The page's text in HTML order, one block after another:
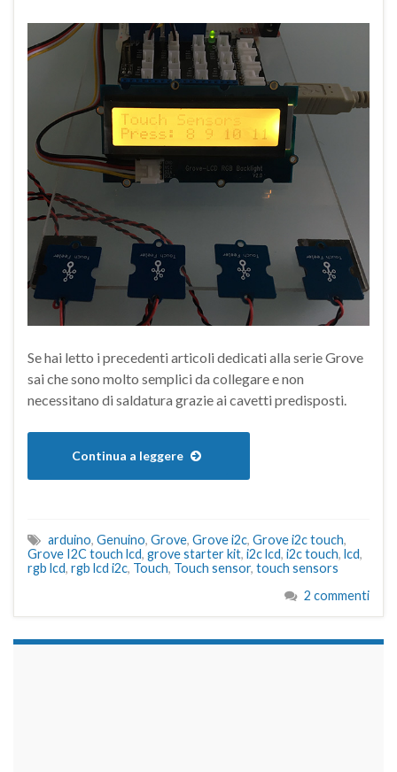
Se hai letto i precedenti articoli dedicati alla serie Grove
sai che sono molto semplici da collegare e non
necessitano di saldatura grazie ai cavetti predisposti.
Continua a leggere
arduino, Genuino, Grove, Grove i2c, Grove i2c touch,
Grove I2C touch lcd, grove starter kit, i2c lcd, i2c touch, lcd,
rgb lcd, rgb lcd i2c, Touch, Touch sensor, touch sensors
2 commenti